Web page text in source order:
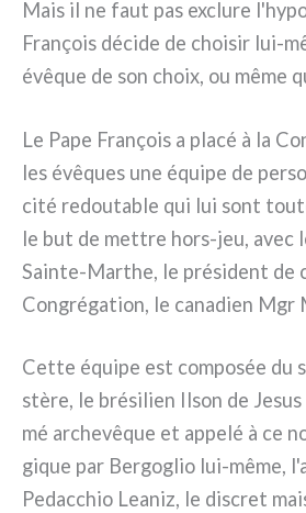
Mais il ne faut pas exclu­re
François déci­de de choi­sir lui-
évê­que de son choix, ou même
Le Pape François a pla­cé à la
les évê­ques une équi­pe de
ci­té redou­ta­ble qui lui sont
le but de met­tre hors-jeu, avec
Sainte-Marthe, le pré­si­dent de
Congrégation, le cana­dien Mgr
Cette équi­pe est com­po­sée du
stè­re, le bré­si­lien Ilson de
mé arche­vê­que et appe­lé à ce
gi­que par Bergoglio lui-même,
Pedacchio Leaniz, le discret